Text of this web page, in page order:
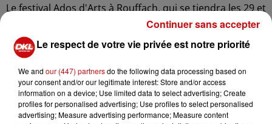
Le festival Ados d'Arts à Rouffach, qui se tiendra les 29 et
30 août, se distingue par son organisation entièrement
confiée à des adolescents. Ce festival offre aux jeunes
l'opportunité de se responsabiliser et de s'investir dans
la vie locale, comme le souligne Diane, une des
participantes. L'événement culminera avec une soirée
musicale le 30 août, réunissant près de 500 personnes,
avec des groupes variés et le DJ Gaettson en tête
Le respect de votre vie privée est notre priorité
We and our (447) partnersdo the following data processing based on
your consent and/or our legitimate interest: Store and/or access
information on a device; Use limited data to select advertising; Create
profiles for personalised advertising; Use profiles to select personalised
advertising; Measure advertising performance; Measure content
Continuer sans accepter